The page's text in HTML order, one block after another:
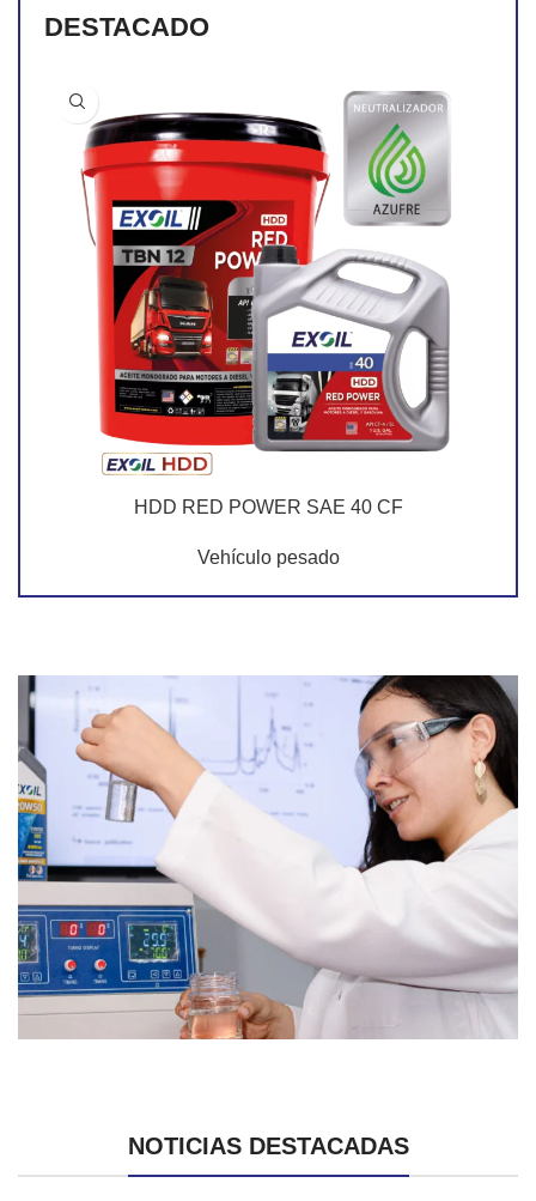
DESTACADO
HDD RED POWER SAE 40 CF
Vehículo pesado
NOTICIAS DESTACADAS